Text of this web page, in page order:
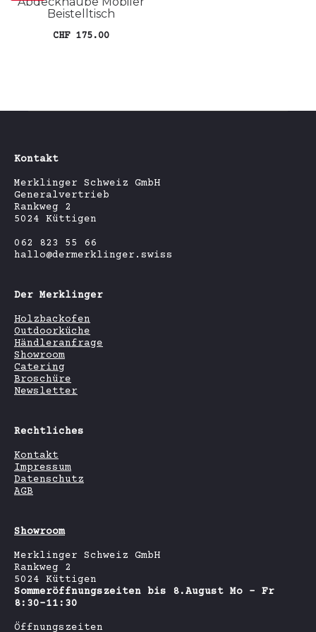
Beistelltisch
CHF175.00
Kontakt
Merklinger Schweiz GmbH
Generalvertrieb
Rankweg 2
5024 Küttigen
062 823 55 66
hallo@dermerklinger.swiss
Der Merklinger
Holzbackofen
Outdoorküche
Händleranfrage
Showroom
Catering
Broschüre
Newsletter
Rechtliches
Kontakt
Impressum
Datenschutz
AGB
Showroom
Merklinger Schweiz GmbH
Rankweg 2
5024 Küttigen
Sommeröffnungszeiten bis 8.August Mo - Fr
8:30-11:30
Öffnungszeiten